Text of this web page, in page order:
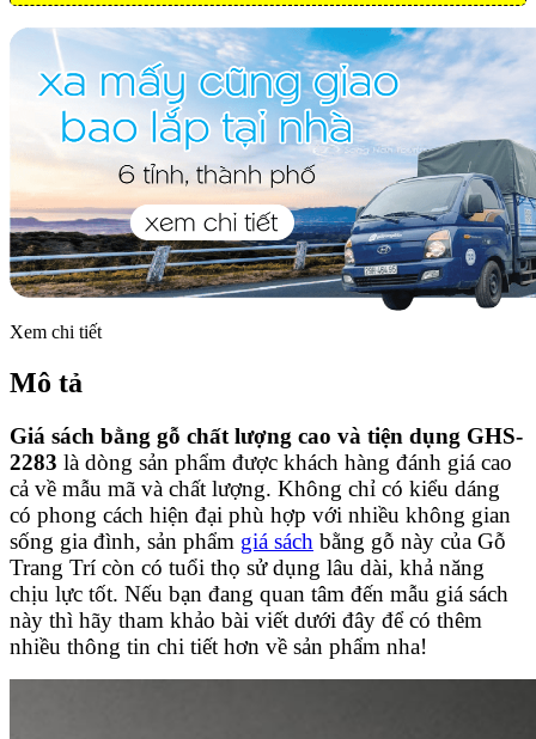
Xem chi tiết
Mô tả
Giá sách bằng gỗ chất lượng cao và tiện dụng GHS-
2283 là dòng sản phẩm được khách hàng đánh giá cao
cả về mẫu mã và chất lượng. Không chỉ có kiểu dáng
có phong cách hiện đại phù hợp với nhiều không gian
sống gia đình, sản phẩm giá sách bằng gỗ này của Gỗ
Trang Trí còn có tuổi thọ sử dụng lâu dài, khả năng
chịu lực tốt. Nếu bạn đang quan tâm đến mẫu giá sách
này thì hãy tham khảo bài viết dưới đây để có thêm
nhiều thông tin chi tiết hơn về sản phẩm nha!